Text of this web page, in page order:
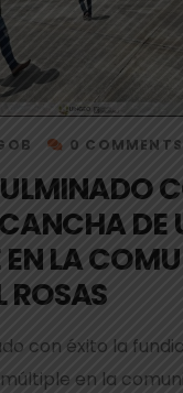
0 COMMENTS
DE
EN LA
ROSAS
con éxito la
en la